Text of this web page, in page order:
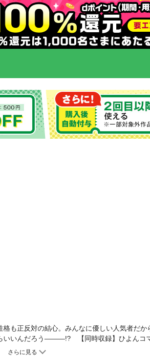
も正反対の結心。みんなに優しい人気者だか
いいんだろう―――!? 【同時収録】ひよんコマ